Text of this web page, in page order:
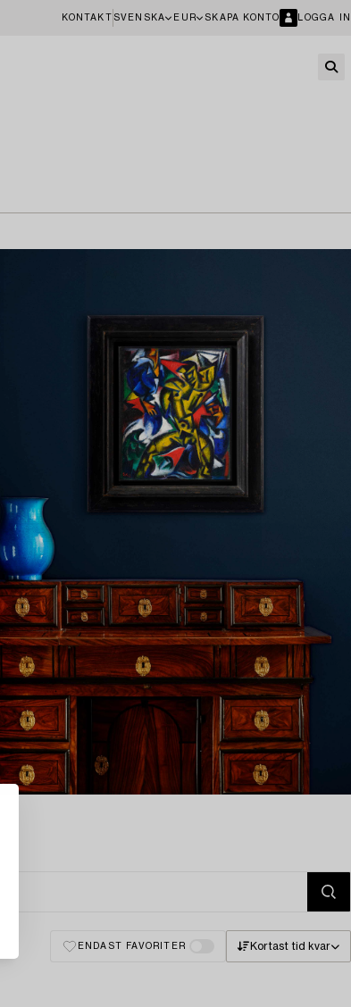
KONTAKT SVENSKA EUR SKAPA KONTO LOGGA IN
ENDAST FAVORITER Kortast tid kvar